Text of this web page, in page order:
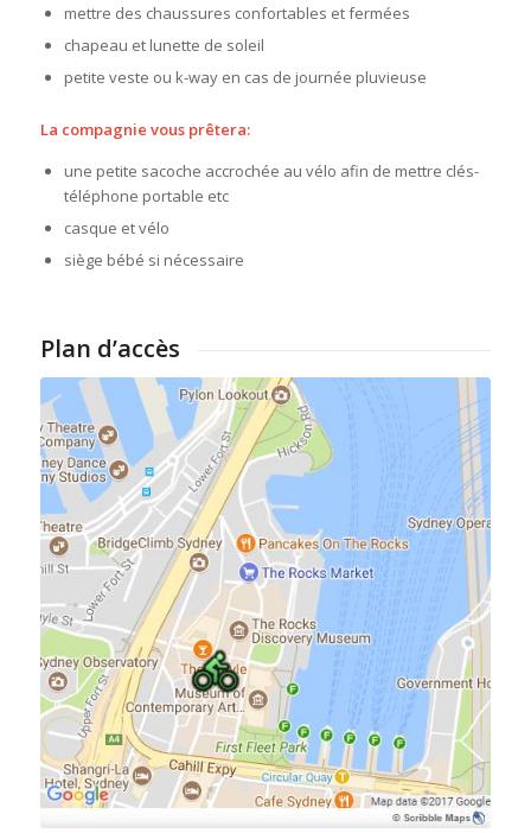
mettre des chaussures confortables et fermées
chapeau et lunette de soleil
petite veste ou k-way en cas de journée pluvieuse
La compagnie vous prêtera:
une petite sacoche accrochée au vélo afin de mettre clés-
téléphone portable etc
casque et vélo
siège bébé si nécessaire
Plan d’accès
Cliquer pour agrandir le plan